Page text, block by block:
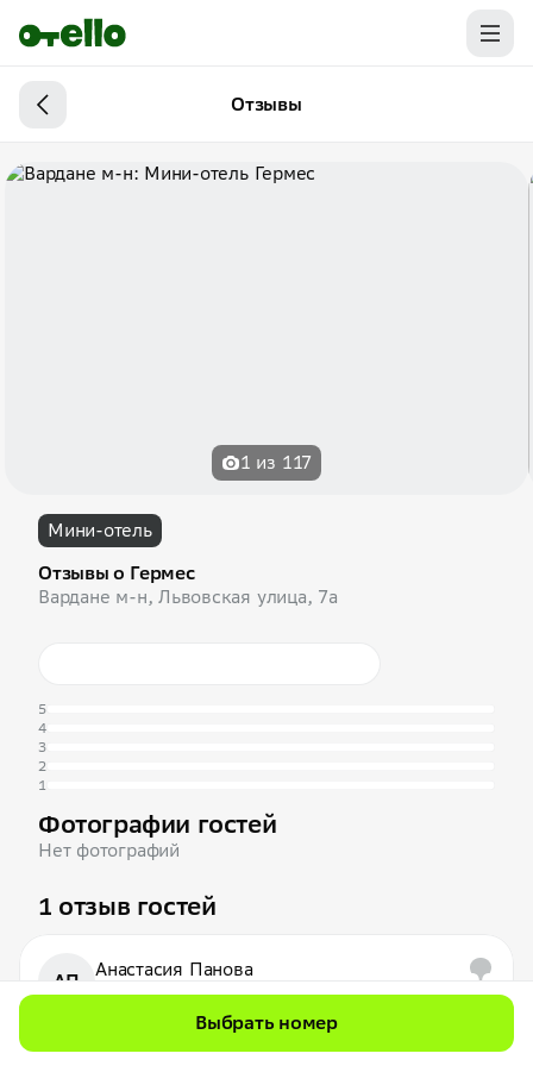
Отзывы
1 из 117
Мини-отель
Отзывы о Гермес
Вардане м-н, Львовская улица, 7а
5
4
3
2
1
Фотографии гостей
Нет фотографий
1 отзыв гостей
АП
Анастасия Панова
8 отзывов
Выбрать номер